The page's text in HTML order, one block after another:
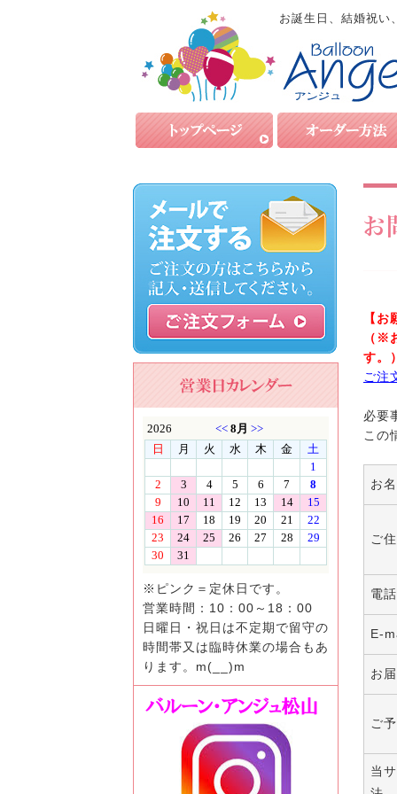
お誕生日、結婚祝い
※ピンク＝定休日です。
営業時間：10：00～18：00
日曜日・祝日は不定期で留守の
時間帯又は臨時休業の場合もあ
ります。m(__)m
お
【
（※
す。
ご注
必要
この
お
ご
電
E-
お
ご
当